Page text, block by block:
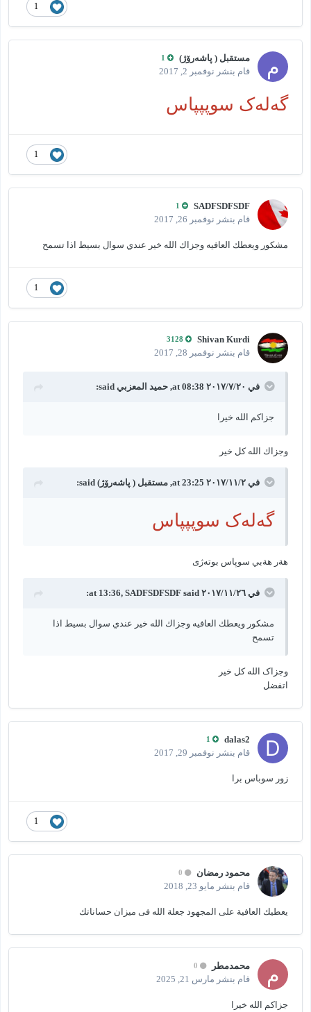
1
مستقبل ( پاشەرۆژ)
قام بنشر نوفمبر 2, 2017
گەلەک سوپپپاس
1
SADFSDFSDF
قام بنشر نوفمبر 26, 2017
مشكور ويعطك العافيه وجزاك الله خير عندي سوال بسيط اذا تسمح
1
Shivan Kurdi
قام بنشر نوفمبر 28, 2017
في ٢٠‏/٧‏/٢٠١٧ at 08:38, حميد المعزبي
جزاكم الله خيرا
وجزاك الله كل خير
في ٢‏/١١‏/٢٠١٧ at 23:25, مستقبل ( پاشەرۆژ)
گەلەک سوپپپاس
هةر هةبي سوپاس بوتەژی
في ٢٦‏/١١‏/٢٠١٧ at 13:36, SADFSDFSDF said:
مشكور ويعطك العافيه وجزاك الله خير عندي سوال بسيط اذا
تسمح
وجزاک الله کل خیر
اتفضل
dalas2
قام بنشر نوفمبر 29, 2017
زور سوباس برا
1
محمود رمضان
قام بنشر مايو 23, 2018
يعطيك العافية على المجهود جعلة الله فى ميزان حساناتك
محمدمطر
قام بنشر مارس 21, 2025
جزاكم الله خيرا